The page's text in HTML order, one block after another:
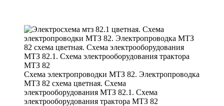
Схема электропроводки МТЗ 82. Электропроводка
МТЗ 82 схема цветная. Схема
электрооборудования МТЗ 82.1. Схема
электрооборудования трактора МТЗ 82